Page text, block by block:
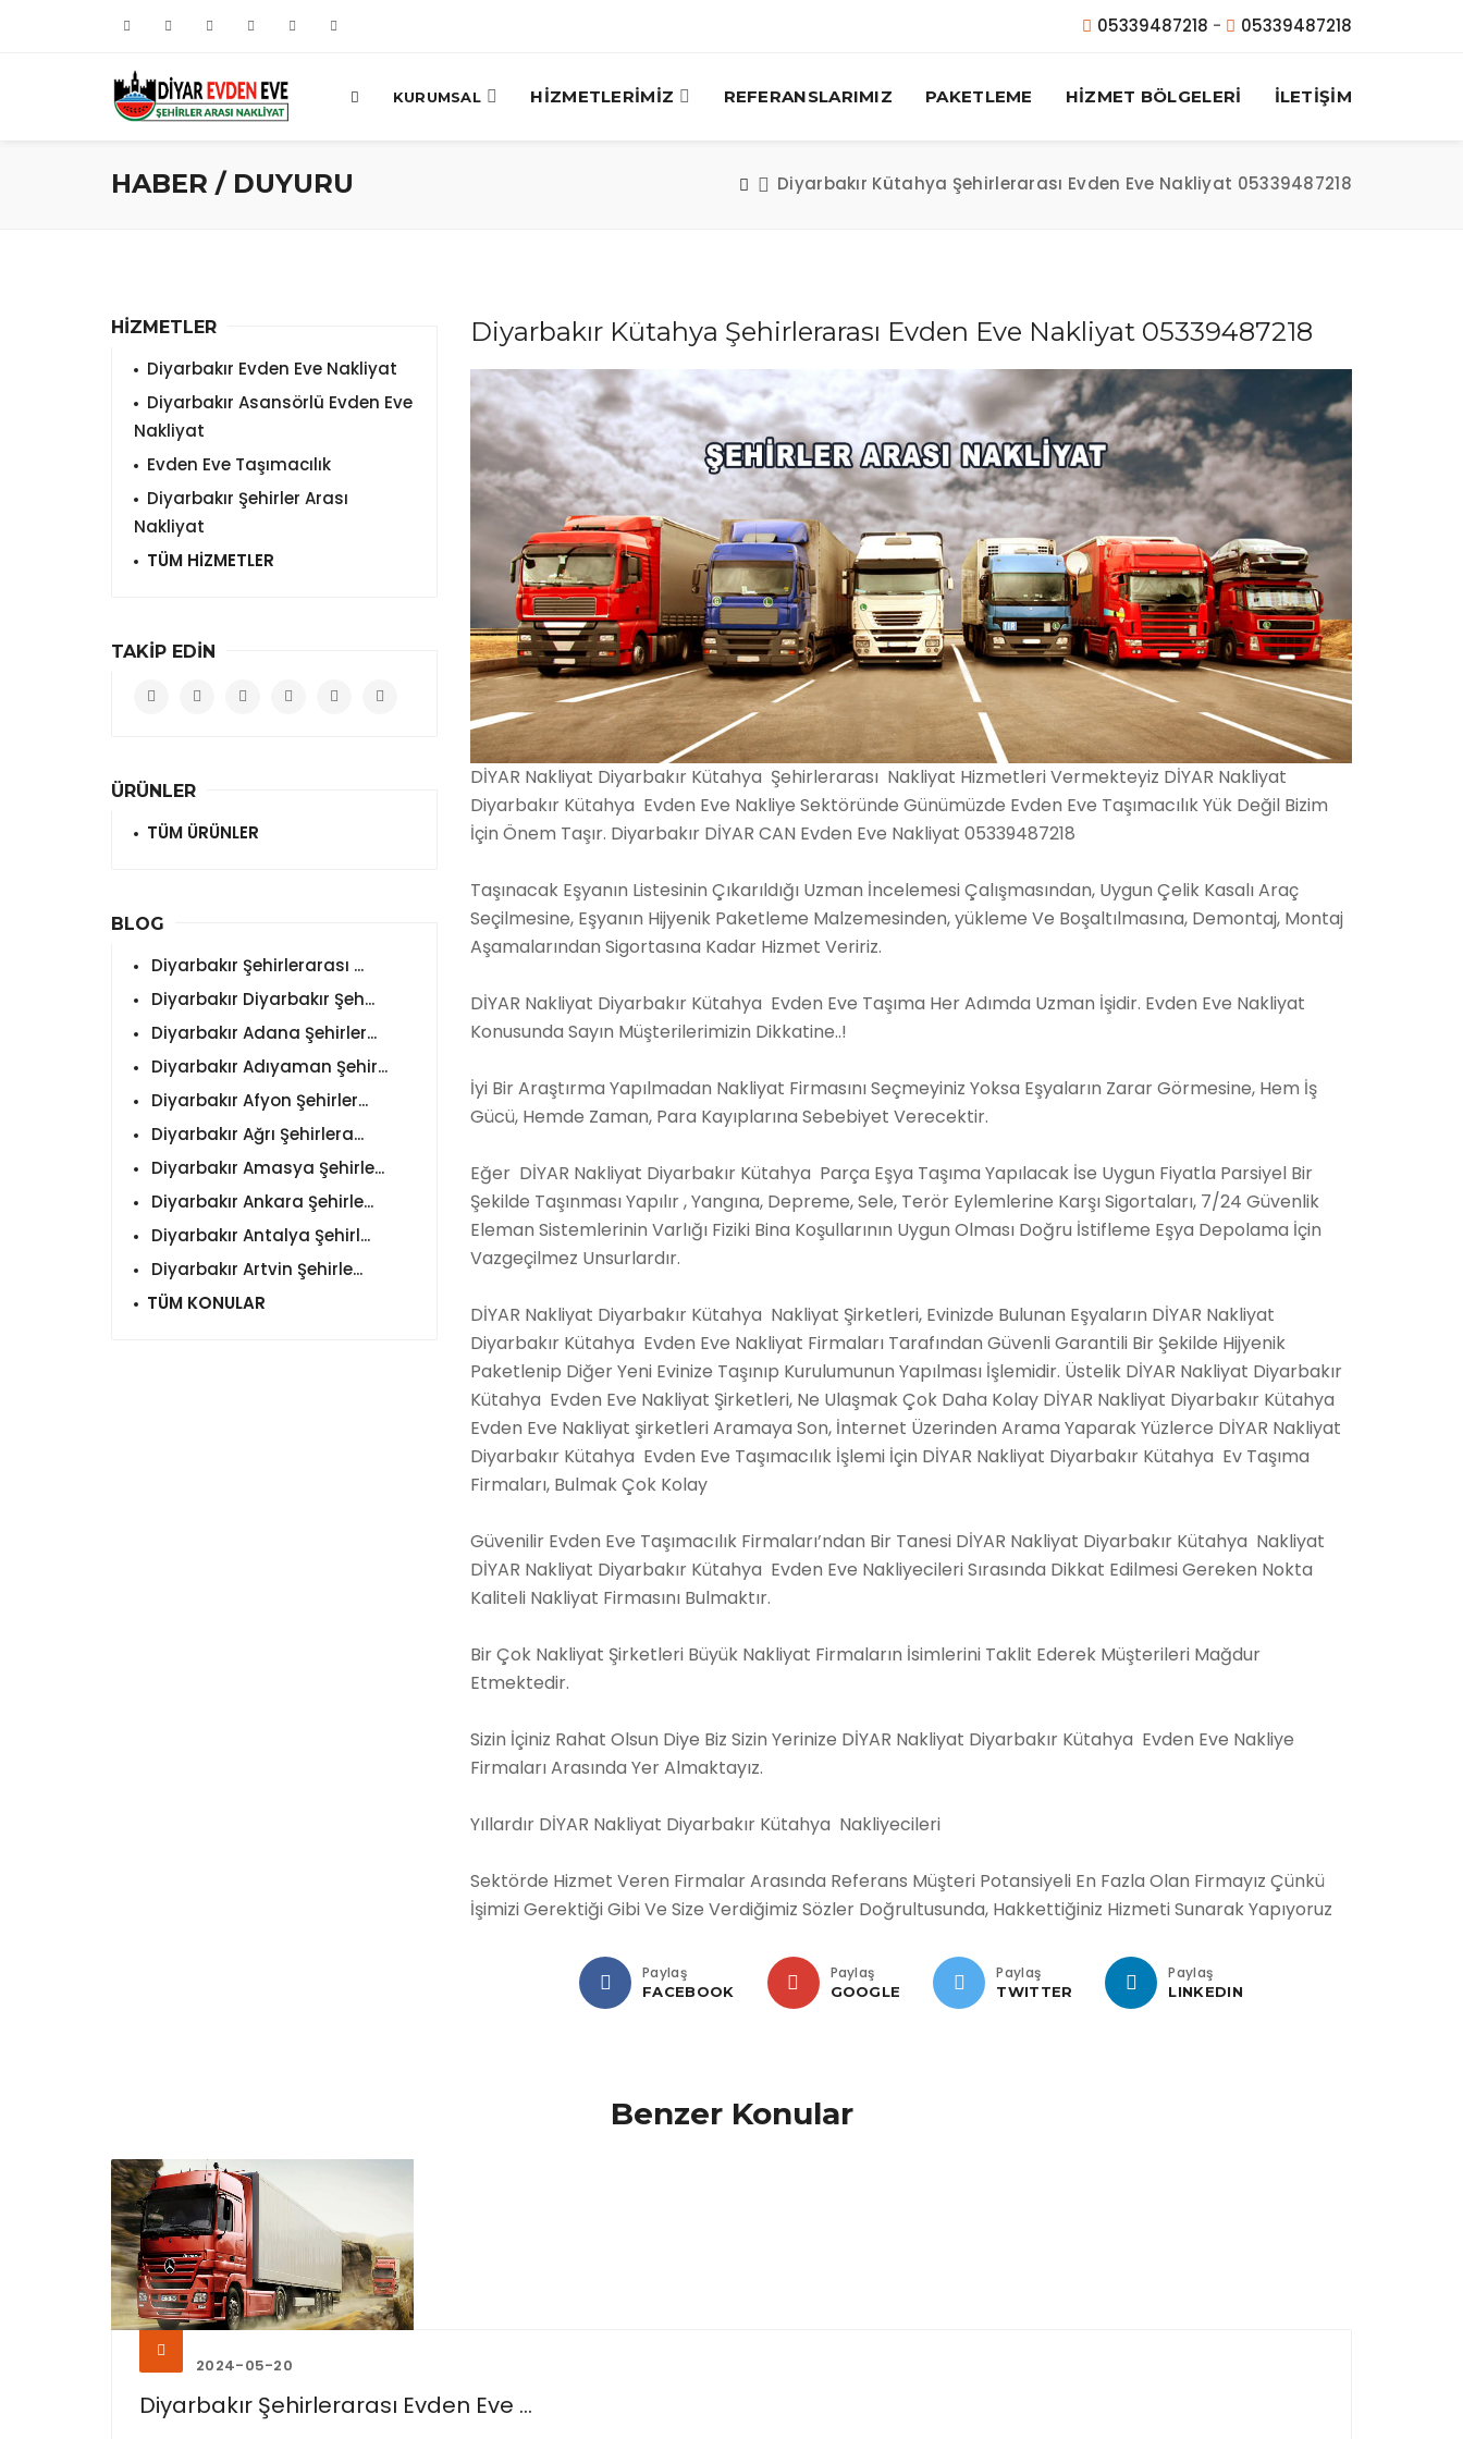
05339487218 - 05339487218
KURUMSAL HİZMETLERİMİZ REFERANSLARIMIZ PAKETLEME HİZMET BÖLGELERİ İLETİŞİM
HABER / DUYURU Diyarbakır Kütahya Şehirlerarası Evden Eve Nakliyat 05339487218
Diyarbakır Kütahya Şehirlerarası Evden Eve Nakliyat 05339487218
DİYAR Nakliyat Diyarbakır Kütahya Şehirlerarası Nakliyat Hizmetleri Vermekteyiz DİYAR Nakliyat
Diyarbakır Kütahya Evden Eve Nakliye Sektöründe Günümüzde Evden Eve Taşımacılık Yük Değil Bizim
İçin Önem Taşır. Diyarbakır DİYAR CAN Evden Eve Nakliyat 05339487218
Taşınacak Eşyanın Listesinin Çıkarıldığı Uzman İncelemesi Çalışmasından, Uygun Çelik Kasalı Araç
Seçilmesine, Eşyanın Hijyenik Paketleme Malzemesinden, yükleme Ve Boşaltılmasına, Demontaj, Montaj
Aşamalarından Sigortasına Kadar Hizmet Veririz.
DİYAR Nakliyat Diyarbakır Kütahya Evden Eve Taşıma Her Adımda Uzman İşidir. Evden Eve Nakliyat
Konusunda Sayın Müşterilerimizin Dikkatine..!
İyi Bir Araştırma Yapılmadan Nakliyat Firmasını Seçmeyiniz Yoksa Eşyaların Zarar Görmesine, Hem İş
Gücü, Hemde Zaman, Para Kayıplarına Sebebiyet Verecektir.
Eğer DİYAR Nakliyat Diyarbakır Kütahya Parça Eşya Taşıma Yapılacak İse Uygun Fiyatla Parsiyel Bir
Şekilde Taşınması Yapılır , Yangına, Depreme, Sele, Terör Eylemlerine Karşı Sigortaları, 7/24 Güvenlik
Eleman Sistemlerinin Varlığı Fiziki Bina Koşullarının Uygun Olması Doğru İstifleme Eşya Depolama İçin
Vazgeçilmez Unsurlardır.
DİYAR Nakliyat Diyarbakır Kütahya Nakliyat Şirketleri, Evinizde Bulunan Eşyaların DİYAR Nakliyat
Diyarbakır Kütahya Evden Eve Nakliyat Firmaları Tarafından Güvenli Garantili Bir Şekilde Hijyenik
Paketlenip Diğer Yeni Evinize Taşınıp Kurulumunun Yapılması İşlemidir. Üstelik DİYAR Nakliyat Diyarbakır
Kütahya Evden Eve Nakliyat Şirketleri, Ne Ulaşmak Çok Daha Kolay DİYAR Nakliyat Diyarbakır Kütahya
Evden Eve Nakliyat şirketleri Aramaya Son, İnternet Üzerinden Arama Yaparak Yüzlerce DİYAR Nakliyat
Diyarbakır Kütahya Evden Eve Taşımacılık İşlemi İçin DİYAR Nakliyat Diyarbakır Kütahya Ev Taşıma
Firmaları, Bulmak Çok Kolay
Güvenilir Evden Eve Taşımacılık Firmaları’ndan Bir Tanesi DİYAR Nakliyat Diyarbakır Kütahya Nakliyat
DİYAR Nakliyat Diyarbakır Kütahya Evden Eve Nakliyecileri Sırasında Dikkat Edilmesi Gereken Nokta
Kaliteli Nakliyat Firmasını Bulmaktır.
Bir Çok Nakliyat Şirketleri Büyük Nakliyat Firmaların İsimlerini Taklit Ederek Müşterileri Mağdur
Etmektedir.
Sizin İçiniz Rahat Olsun Diye Biz Sizin Yerinize DİYAR Nakliyat Diyarbakır Kütahya Evden Eve Nakliye
Firmaları Arasında Yer Almaktayız.
Yıllardır DİYAR Nakliyat Diyarbakır Kütahya Nakliyecileri
Sektörde Hizmet Veren Firmalar Arasında Referans Müşteri Potansiyeli En Fazla Olan Firmayız Çünkü
İşimizi Gerektiği Gibi Ve Size Verdiğimiz Sözler Doğrultusunda, Hakkettiğiniz Hizmeti Sunarak Yapıyoruz
Paylaş
FACEBOOK
Paylaş
GOOGLE
Paylaş
TWITTER
Paylaş
LINKEDIN
HİZMETLER
Diyarbakır Evden Eve Nakliyat
Diyarbakır Asansörlü Evden Eve
Nakliyat
Evden Eve Taşımacılık
Diyarbakır Şehirler Arası
Nakliyat
TÜM HİZMETLER
TAKİP EDİN
ÜRÜNLER
TÜM ÜRÜNLER
BLOG
Diyarbakır Şehirlerarası ...
Diyarbakır Diyarbakır Şeh...
Diyarbakır Adana Şehirler...
Diyarbakır Adıyaman Şehir...
Diyarbakır Afyon Şehirler...
Diyarbakır Ağrı Şehirlera...
Diyarbakır Amasya Şehirle...
Diyarbakır Ankara Şehirle...
Diyarbakır Antalya Şehirl...
Diyarbakır Artvin Şehirle...
TÜM KONULAR
Benzer Konular
2024-05-20
Diyarbakır Şehirlerarası Evden Eve ...